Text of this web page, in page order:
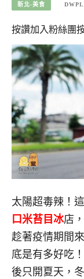
新北-美食
按讚加入粉絲團
太陽超毒辣！
口米苔目冰店
趁著疫情期間
底是有多好吃
後只開夏天，